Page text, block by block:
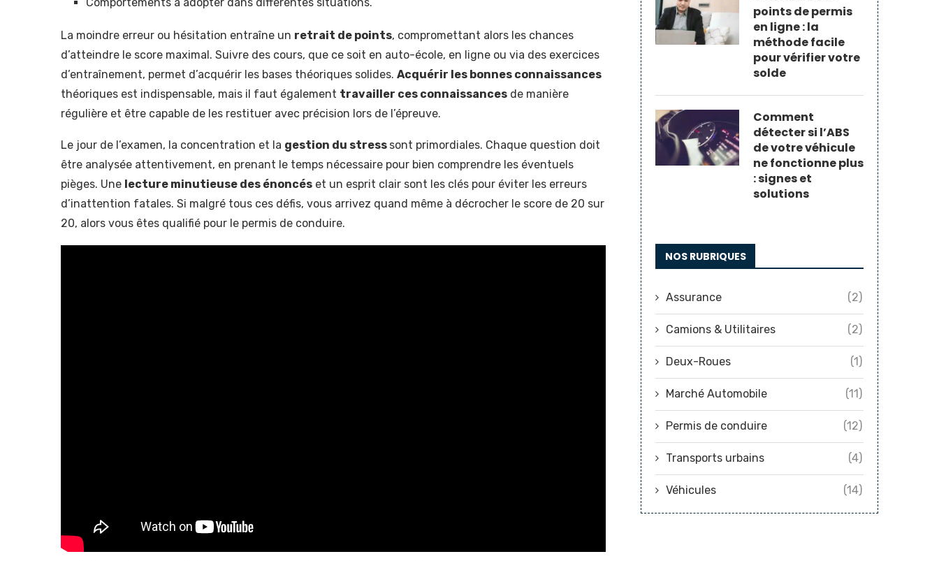
La moindre erreur ou hésitation entraîne un retrait de points, compromettant alors les chances
d’atteindre le score maximal. Suivre des cours, que ce soit en auto-école, en ligne ou via des exercices
d’entraînement, permet d’acquérir les bases théoriques solides. Acquérir les bonnes connaissances
théoriques est indispensable, mais il faut également travailler ces connaissances de manière
régulière et être capable de les restituer avec précision lors de l’épreuve.
Le jour de l’examen, la concentration et la gestion du stress sont primordiales. Chaque question doit
être analysée attentivement, en prenant le temps nécessaire pour bien comprendre les éventuels
pièges. Une lecture minutieuse des énoncés et un esprit clair sont les clés pour éviter les erreurs
d’inattention fatales. Si malgré tous ces défis, vous arrivez quand même à décrocher le score de 20 sur
20, alors vous êtes qualifié pour le permis de conduire.
points de permis
en ligne : la
méthode facile
pour vérifier votre
solde
Comment
détecter si l’ABS
de votre véhicule
ne fonctionne plus
: signes et
solutions
NOS RUBRIQUES
Assurance (2)
Camions & Utilitaires (2)
Deux-Roues (1)
Marché Automobile (11)
Permis de conduire (12)
Transports urbains (4)
Véhicules (14)